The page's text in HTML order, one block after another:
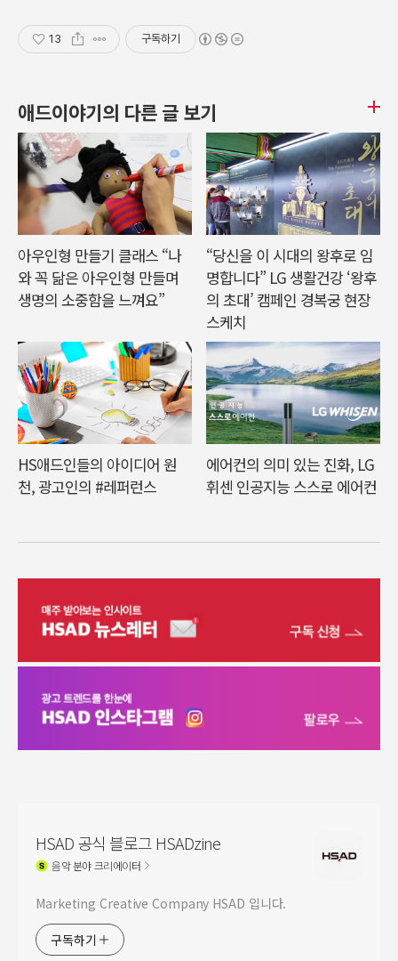
13 구독하기
애드이야기의 다른 글 보기
아우인형 만들기 클래스 “나
와 꼭 닮은 아우인형 만들며
생명의 소중함을 느껴요”
“당신을 이 시대의 왕후로 임
명합니다” LG 생활건강 ‘왕후
의 초대’ 캠페인 경복궁 현장
스케치
HS애드인들의 아이디어 원
천, 광고인의 #레퍼런스
에어컨의 의미 있는 진화, LG
휘센 인공지능 스스로 에어컨
HSAD 공식 블로그 HSADzine
음악분야 크리에이터
Marketing Creative Company HSAD 입니다.
구독하기